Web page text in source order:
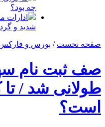
چه بود؟
ادارات
شدید و
صفحه نخست / بورس و
صف ثبت نام
طولانی شد /
است؟